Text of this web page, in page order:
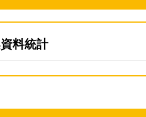
料統計